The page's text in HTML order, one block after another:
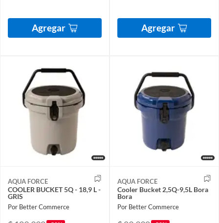
Agregar Agregar
AQUA FORCE
COOLER BUCKET 5Q - 18,9 L -
GRIS
Por Better Commerce
AQUA FORCE
Cooler Bucket 2,5Q-9,5L Bora
Bora
Por Better Commerce